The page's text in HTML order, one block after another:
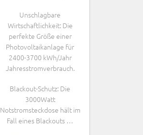
Unschlagbare
Wirtschaftlichkeit: Die
perfekte Größe einer
Photovoltaikanlage für
2400-3700 kWh/Jahr
Jahresstromverbrauch.
Blackout-Schutz: Die
3000Watt
Notstromsteckdose hält im
Fall eines Blackouts …